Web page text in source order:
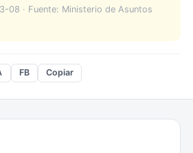
08 · Fuente: Ministerio de Asuntos
FB Copiar